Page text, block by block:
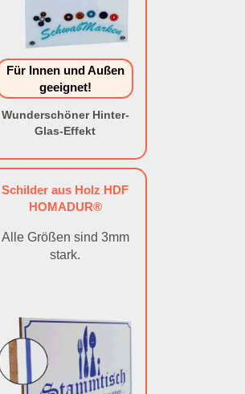
Für Innen und Außen
geeignet!
Wunderschöner Hinter-
Glas-Effekt
Schilder aus Holz HDF
HOMADUR®
Alle Größen sind 3mm
stark.